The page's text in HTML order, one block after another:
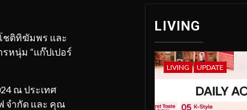
ชติทิฆัมพร และ
หนุ่ม “แก๊ปเปอร์
ณ ประเทศ
จำกัด และ คุณ
LIVING
LIVING UPDATE